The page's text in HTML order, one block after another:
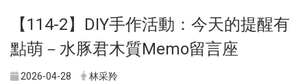
【114-2】DIY手作活動：今天的提醒有
點萌－水豚君木質Memo留言座
2026-04-28 林采羚